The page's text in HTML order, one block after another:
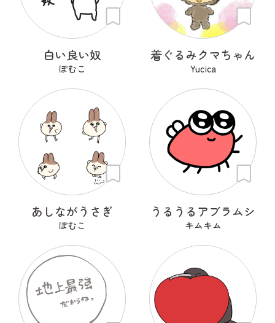
白い良い奴
ぽむこ
着ぐるみクマちゃん
Yucica
あしながうさぎ
ぽむこ
うるうるアブラムシ
キムキム